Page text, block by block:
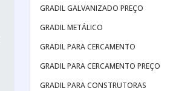
GRADIL GALVANIZADO PREÇO
GRADIL METÁLICO
GRADIL PARA CERCAMENTO
GRADIL PARA CERCAMENTO PREÇO
GRADIL PARA CONSTRUTORAS